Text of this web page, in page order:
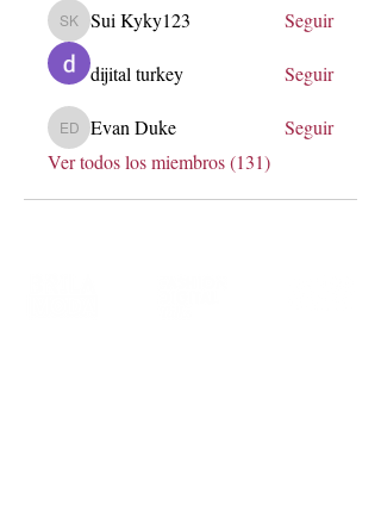
Sui Kyky123
Sui Kyky123 Seguir
dijital turkey Seguir
Evan Duke
Evan Duke
Seguir
Ver todos los miembros (131)